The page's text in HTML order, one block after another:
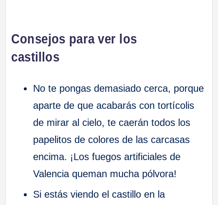
Consejos para ver los
castillos
No te pongas demasiado cerca, porque
aparte de que acabarás con tortícolis
de mirar al cielo, te caerán todos los
papelitos de colores de las carcasas
encima. ¡Los fuegos artificiales de
Valencia queman mucha pólvora!
Si estás viendo el castillo en la